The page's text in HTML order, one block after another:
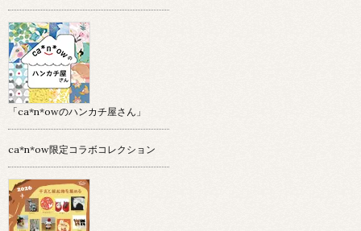
「ca*n*owのハンカチ屋さん」
ca*n*ow限定コラボコレクション